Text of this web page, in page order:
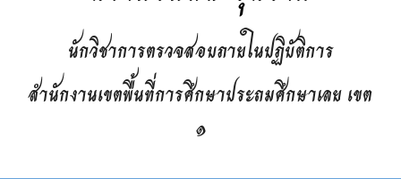
นักวิชาการตรวจสอบภายในปฏิบัติการ
สำนักงานเขตพื้นที่การศึกษาประถมศึกษาเลย เขต
๑